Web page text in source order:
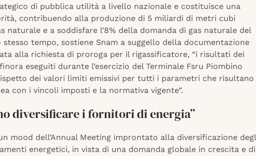
di pubblica utilità a livello nazionale e costituisce una
contribuendo alla produzione di 5 miliardi di metri cubi
naturale e a soddisfare l’8% della domanda di gas naturale del
stesso tempo, sostiene Snam a suggello della documentazione
alla richiesta di proroga per il rigassificatore, “i risultati dei
eseguiti durante l’esercizio del Terminale Fsru Piombino
dei valori limiti emissivi per tutti i parametri che risultano
con i vincoli imposti e la normativa vigente”.
diversificare i fornitori di energia”
mood dell’Annual Meeting improntato alla diversificazione
energetici, in vista di una domanda globale in crescita e di